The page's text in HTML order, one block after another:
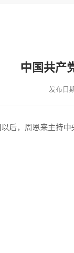
中国共产
发布日
后，周恩来主持